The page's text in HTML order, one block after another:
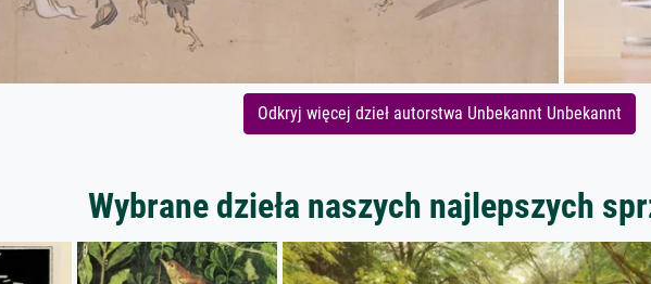
Odkryj więcej dzieł autorstwa Unbekannt Unbekannt
Wybrane dzieła naszych najlepszych